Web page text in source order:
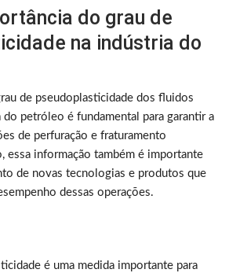
do grau de
na indústria do
de pseudoplasticidade dos fluidos
petróleo é fundamental para garantir a
de perfuração e fraturamento
essa informação também é importante
de novas tecnologias e produtos que
dessas operações.
é uma medida importante para